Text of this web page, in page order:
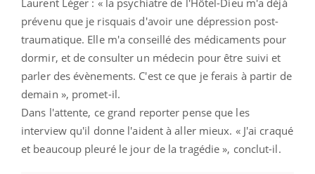
prévenu que je risquais d'avoir une dépression post-
traumatique. Elle m'a conseillé des médicaments pour
dormir, et de consulter un médecin pour être suivi et
parler des évènements. C'est ce que je ferais à partir de
demain », promet-il.
Dans l'attente, ce grand reporter pense que les
interview qu'il donne l'aident à aller mieux. « J'ai craqué
et beaucoup pleuré le jour de la tragédie », conclut-il.